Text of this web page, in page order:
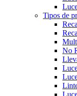
Tipos de
No